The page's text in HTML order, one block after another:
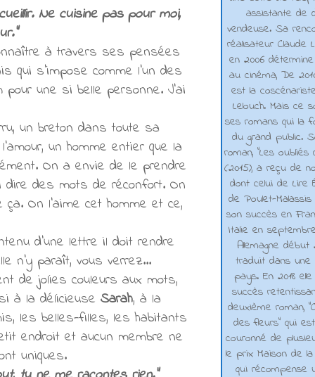
Ne cuisine pas pour moi,
à travers ses pensées
qui s'impose comme l'un des
une si belle personne. J'ai
un breton dans toute sa
un homme entier que la
On a envie de le prendre
des mots de réconfort. On
On l'aime cet homme et ce,
d'une lettre il doit rendre
n'y paraît, vous verrez...
de jolies couleurs aux mots,
à la délicieuse Sarah, à la
les belles-filles, les habitants
endroit et aucun membre ne
uniques.
assistante de
vendeuse. Sa
réalisateur Claude
en 2006
au cinéma, De
est la
Lelouch. Mais ce
ses romans qui la
du grand public.
roman, "Les oubliés
(2015), a reçu de
dont celui de Lire
de Poulet-
son succès en
Italie en
Allemagne début
traduit dans une
pays. En 2018
succès
deuxième roman,
des fleurs" qui
couronné de
le prix Maison de la
qui récompense